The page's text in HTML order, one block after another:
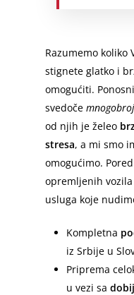
Razumemo koliko
stignete glatko i
omogućiti.
svedoče
od njih je želeo
stresa, a mi smo
omogućimo.
opremljenih
usluga koje
Kompletna
iz Srbije u
Priprema
u vezi sa